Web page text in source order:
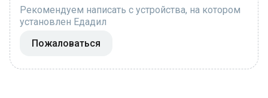
Рекомендуем написать с устройства, на котором
установлен Едадил
Пожаловаться